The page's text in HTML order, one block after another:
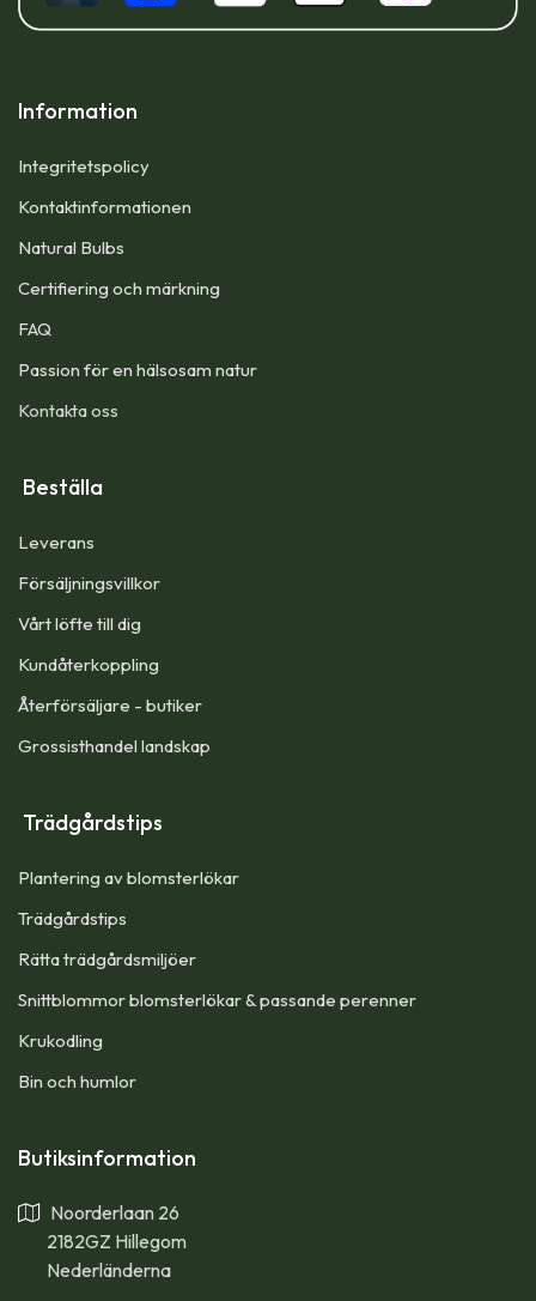
Information
Integritetspolicy
Kontaktinformationen
Natural Bulbs
Certifiering och märkning
FAQ
Passion för en hälsosam natur
Kontakta oss
Beställa
Leverans
Försäljningsvillkor
Vårt löfte till dig​
Kundåterkoppling
Återförsäljare - butiker
Grossisthandel landskap
Trädgårdstips
Plantering av blomsterlökar
Trädgårdstips
Rätta trädgårdsmiljöer
Snittblommor blomsterlökar & passande perenner
Krukodling
Bin och humlor
Butiksinformation
Noorderlaan 26
2182GZ Hillegom
Nederländerna